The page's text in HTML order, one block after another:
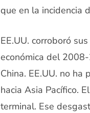
que en la incidencia
EE.UU. corroboró
económica del
China. EE.UU. no
hacia Asia Pacífico.
terminal. Ese